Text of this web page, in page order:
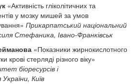
«Активність гліколітичних та
у мозку мишей за умов
Прикарпатський національний
Стефаника, Івано-Франківськ
«Показники жирнокислотного
крові стерляді різного віку»
біоресурсів і
Київ